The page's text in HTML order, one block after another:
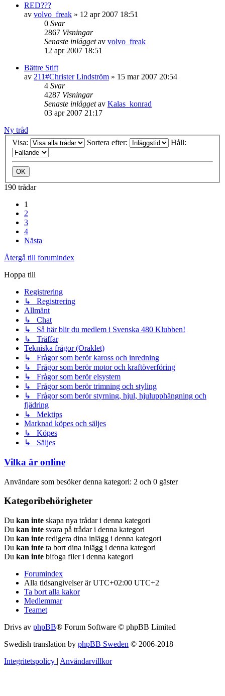
RED???
av volvo_freak » 12 apr 2007 18:51
0 Svar
2867 Visningar
Senaste inläggetav volvo_freak
12 apr 2007 18:51
Bättre Stift
av 211#Christer Lindström » 15 mar 2007 20:54
4 Svar
4287 Visningar
Senaste inläggetav Kalas_konrad
03 apr 2007 21:17
Ny tråd
Visa:
Sortera efter: Håll:
190 trådar
1
2
3
4
Nästa
Återgå till forumindex
Hoppa till
Registrering
↳ Registrering
Allmänt
↳ Chat
↳ Så här blir du medlem i Svenska 480 Klubben!
↳ Träffar
Tekniska frågor (Oraklet)
↳ Frågor som berör kaross och inredning
↳ Frågor som berör motor och kraftöverföring
↳ Frågor som berör elsystem
↳ Frågor som berör trimning och styling
↳ Frågor som berör styrning, hjul, hjulupphängning och
fjädring
↳ Mektips
Marknad köpes och säljes
↳ Köpes
↳ Säljes
Vilka är online
Användare som besöker denna kategori: 2 och 0 gäster
Kategoribehörigheter
Du kan inte skapa nya trådar i denna kategori
Du kan inte svara på trådar i denna kategori
Du kan inte redigera dina inlägg i denna kategori
Du kan inte ta bort dina inlägg i denna kategori
Du kan inte bifoga filer i denna kategori
Forumindex
Alla tidsangivelser är UTC+02:00 UTC+2
Ta bort alla kakor
Medlemmar
Teamet
Drivs av phpBB® Forum Software © phpBB Limited
Swedish translation by phpBB Sweden © 2006-2018
Integritetspolicy | Användarvillkor